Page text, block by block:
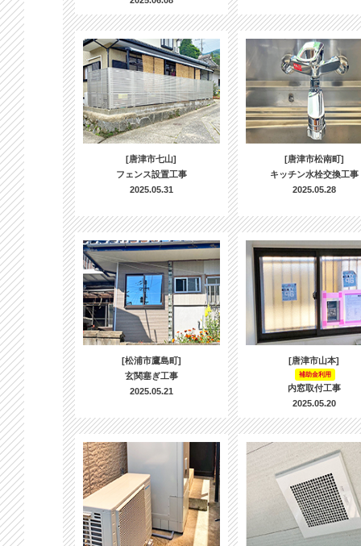
[唐津市七山]
フェンス設置工事
2025.05.31
[唐津市松南町]
キッチン水栓交換工事
2025.05.28
[松浦市鷹島町]
玄関塞ぎ工事
2025.05.21
[唐津市山本]
補助金利用
内窓取付工事
2025.05.20